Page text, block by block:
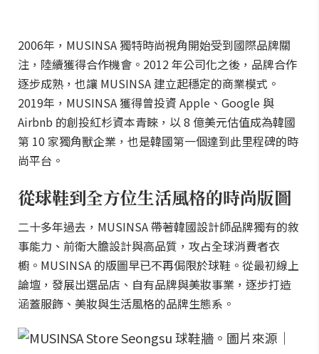
2006年，MUSINSA 獨特時尚視角開始受到國際品牌關
注，陸續獲得合作機會。2012 年公司化之後，品牌合作
逐步成熟，也讓 MUSINSA 建立起穩定的商業模式。
2019年，MUSINSA 獲得曾投資 Apple、Google 與
Airbnb 的創投紅杉資本青睞，以 8 億美元估值成為韓國
第 10 家獨角獸企業，也是韓國第一個達到此里程碑的時
尚平台。
從球鞋到全方位生活風格的時尚版圖
二十多年過去，MUSINSA 帶著韓國設計師品牌獨有的敘
事能力、前衛大膽設計與高品質，攻占全球消費者衣
櫥。MUSINSA 的版圖早已不再侷限於球鞋。從最初線上
論壇，發展出選品店、自有品牌與美妝事業，逐步打造
涵蓋服飾、美妝與生活風格的品牌生態系。